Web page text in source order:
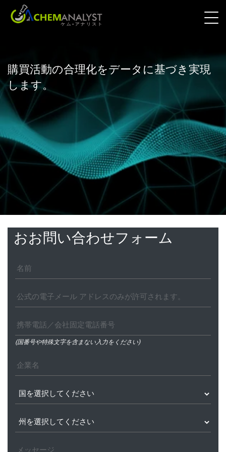
購買活動の合理化をデータに基づき実現
します。
おお問い合わせフォーム
(国番号や特殊文字を含まない入力をください)